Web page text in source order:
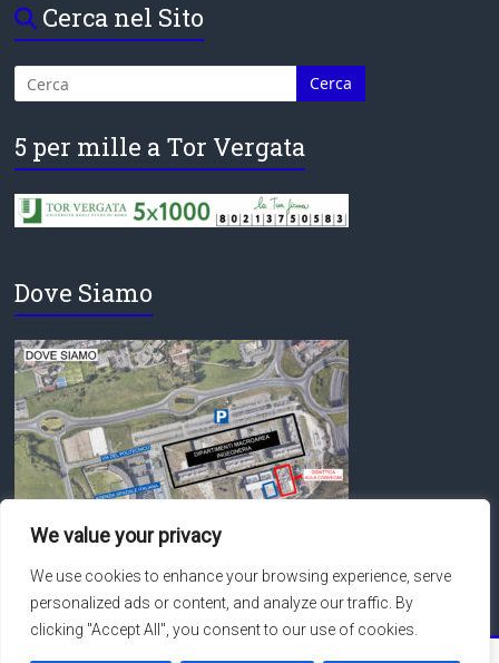
We value your privacy
We use cookies to enhance your browsing experience, serve
personalized ads or content, and analyze our traffic. By
clicking "Accept All", you consent to our use of cookies.
Cerca nel Sito
5 per mille a Tor Vergata
Dove Siamo